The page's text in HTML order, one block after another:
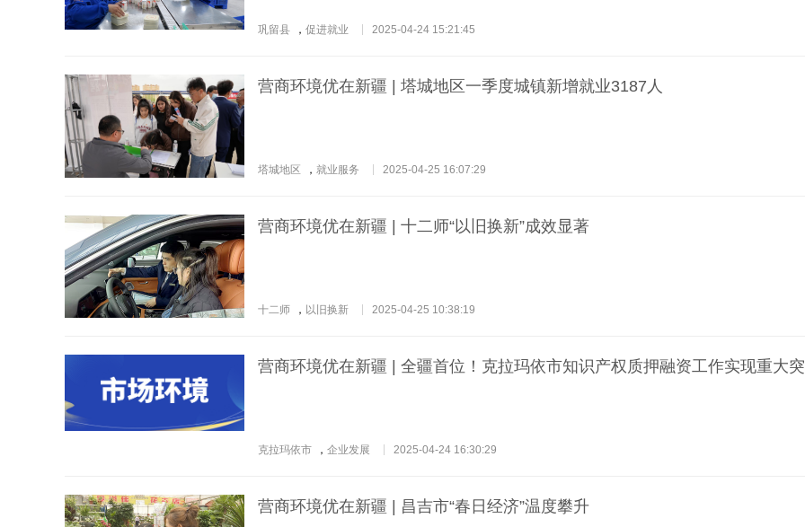
巩留县 ， 促进就业 2025-04-24 15:21:45
营商环境优在新疆 | 塔城地区一季度城镇新增就业3187人
塔城地区 ， 就业服务 2025-04-25 16:07:29
营商环境优在新疆 | 十二师“以旧换新”成效显著
十二师 ， 以旧换新 2025-04-25 10:38:19
营商环境优在新疆 | 全疆首位！克拉玛依市知识产权质押融资工作实现重大
克拉玛依市 ， 企业发展 2025-04-24 16:30:29
营商环境优在新疆 | 昌吉市“春日经济”温度攀升